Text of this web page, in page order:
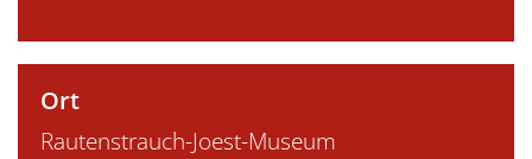
Ort
Rautenstrauch-Joest-Museum